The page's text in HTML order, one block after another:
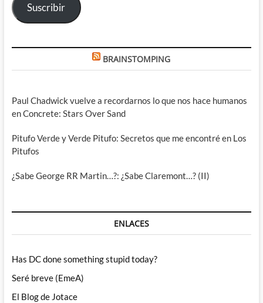
Suscribir
BRAINSTOMPING
Paul Chadwick vuelve a recordarnos lo que nos hace humanos
en Concrete: Stars Over Sand
Pitufo Verde y Verde Pitufo: Secretos que me encontré en Los
Pitufos
¿Sabe George RR Martin…?: ¿Sabe Claremont…? (II)
ENLACES
Has DC done something stupid today?
Seré breve (EmeA)
El Blog de Jotace